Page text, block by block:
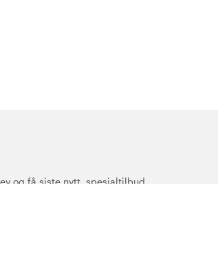
og få siste nytt, spesialtilbud,